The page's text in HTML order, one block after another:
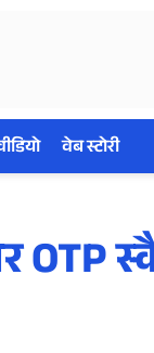
वेब स्टोरी
OTP